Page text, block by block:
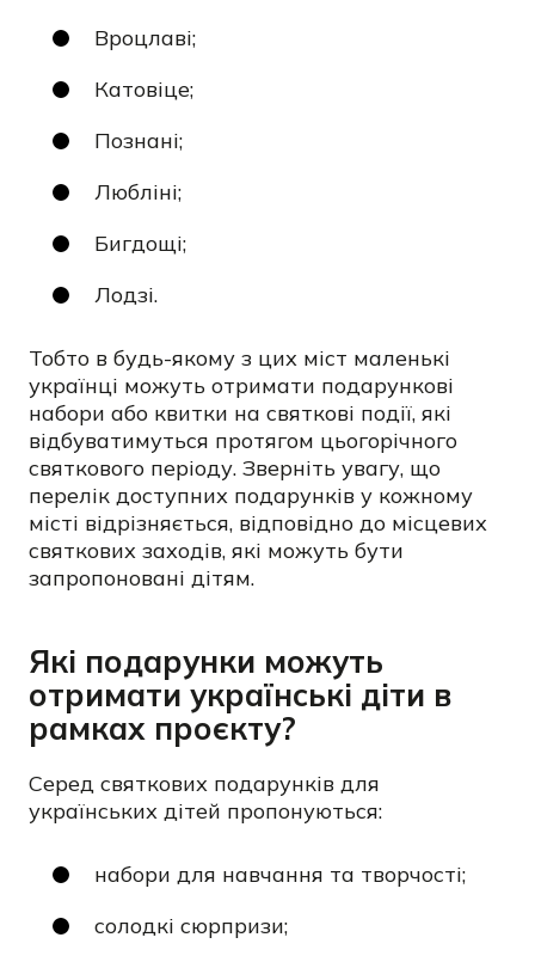
Вроцлаві;
Катовіце;
Познані;
Любліні;
Бигдощі;
Лодзі.
Тобто в будь-якому з цих міст маленькі
українці можуть отримати подарункові
набори або квитки на святкові події, які
відбуватимуться протягом цьогорічного
святкового періоду. Зверніть увагу, що
перелік доступних подарунків у кожному
місті відрізняється, відповідно до місцевих
святкових заходів, які можуть бути
запропоновані дітям.
Які подарунки можуть
отримати українські діти в
рамках проєкту?
Серед святкових подарунків для
українських дітей пропонуються:
набори для навчання та творчості;
солодкі сюрпризи;